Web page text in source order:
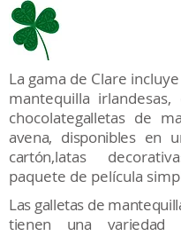
La gama de Clare
mantequilla irlandesas,
chocolategalletas de
avena, disponibles en
cartón,latas
paquete de película
Las galletas de
tienen una variedad